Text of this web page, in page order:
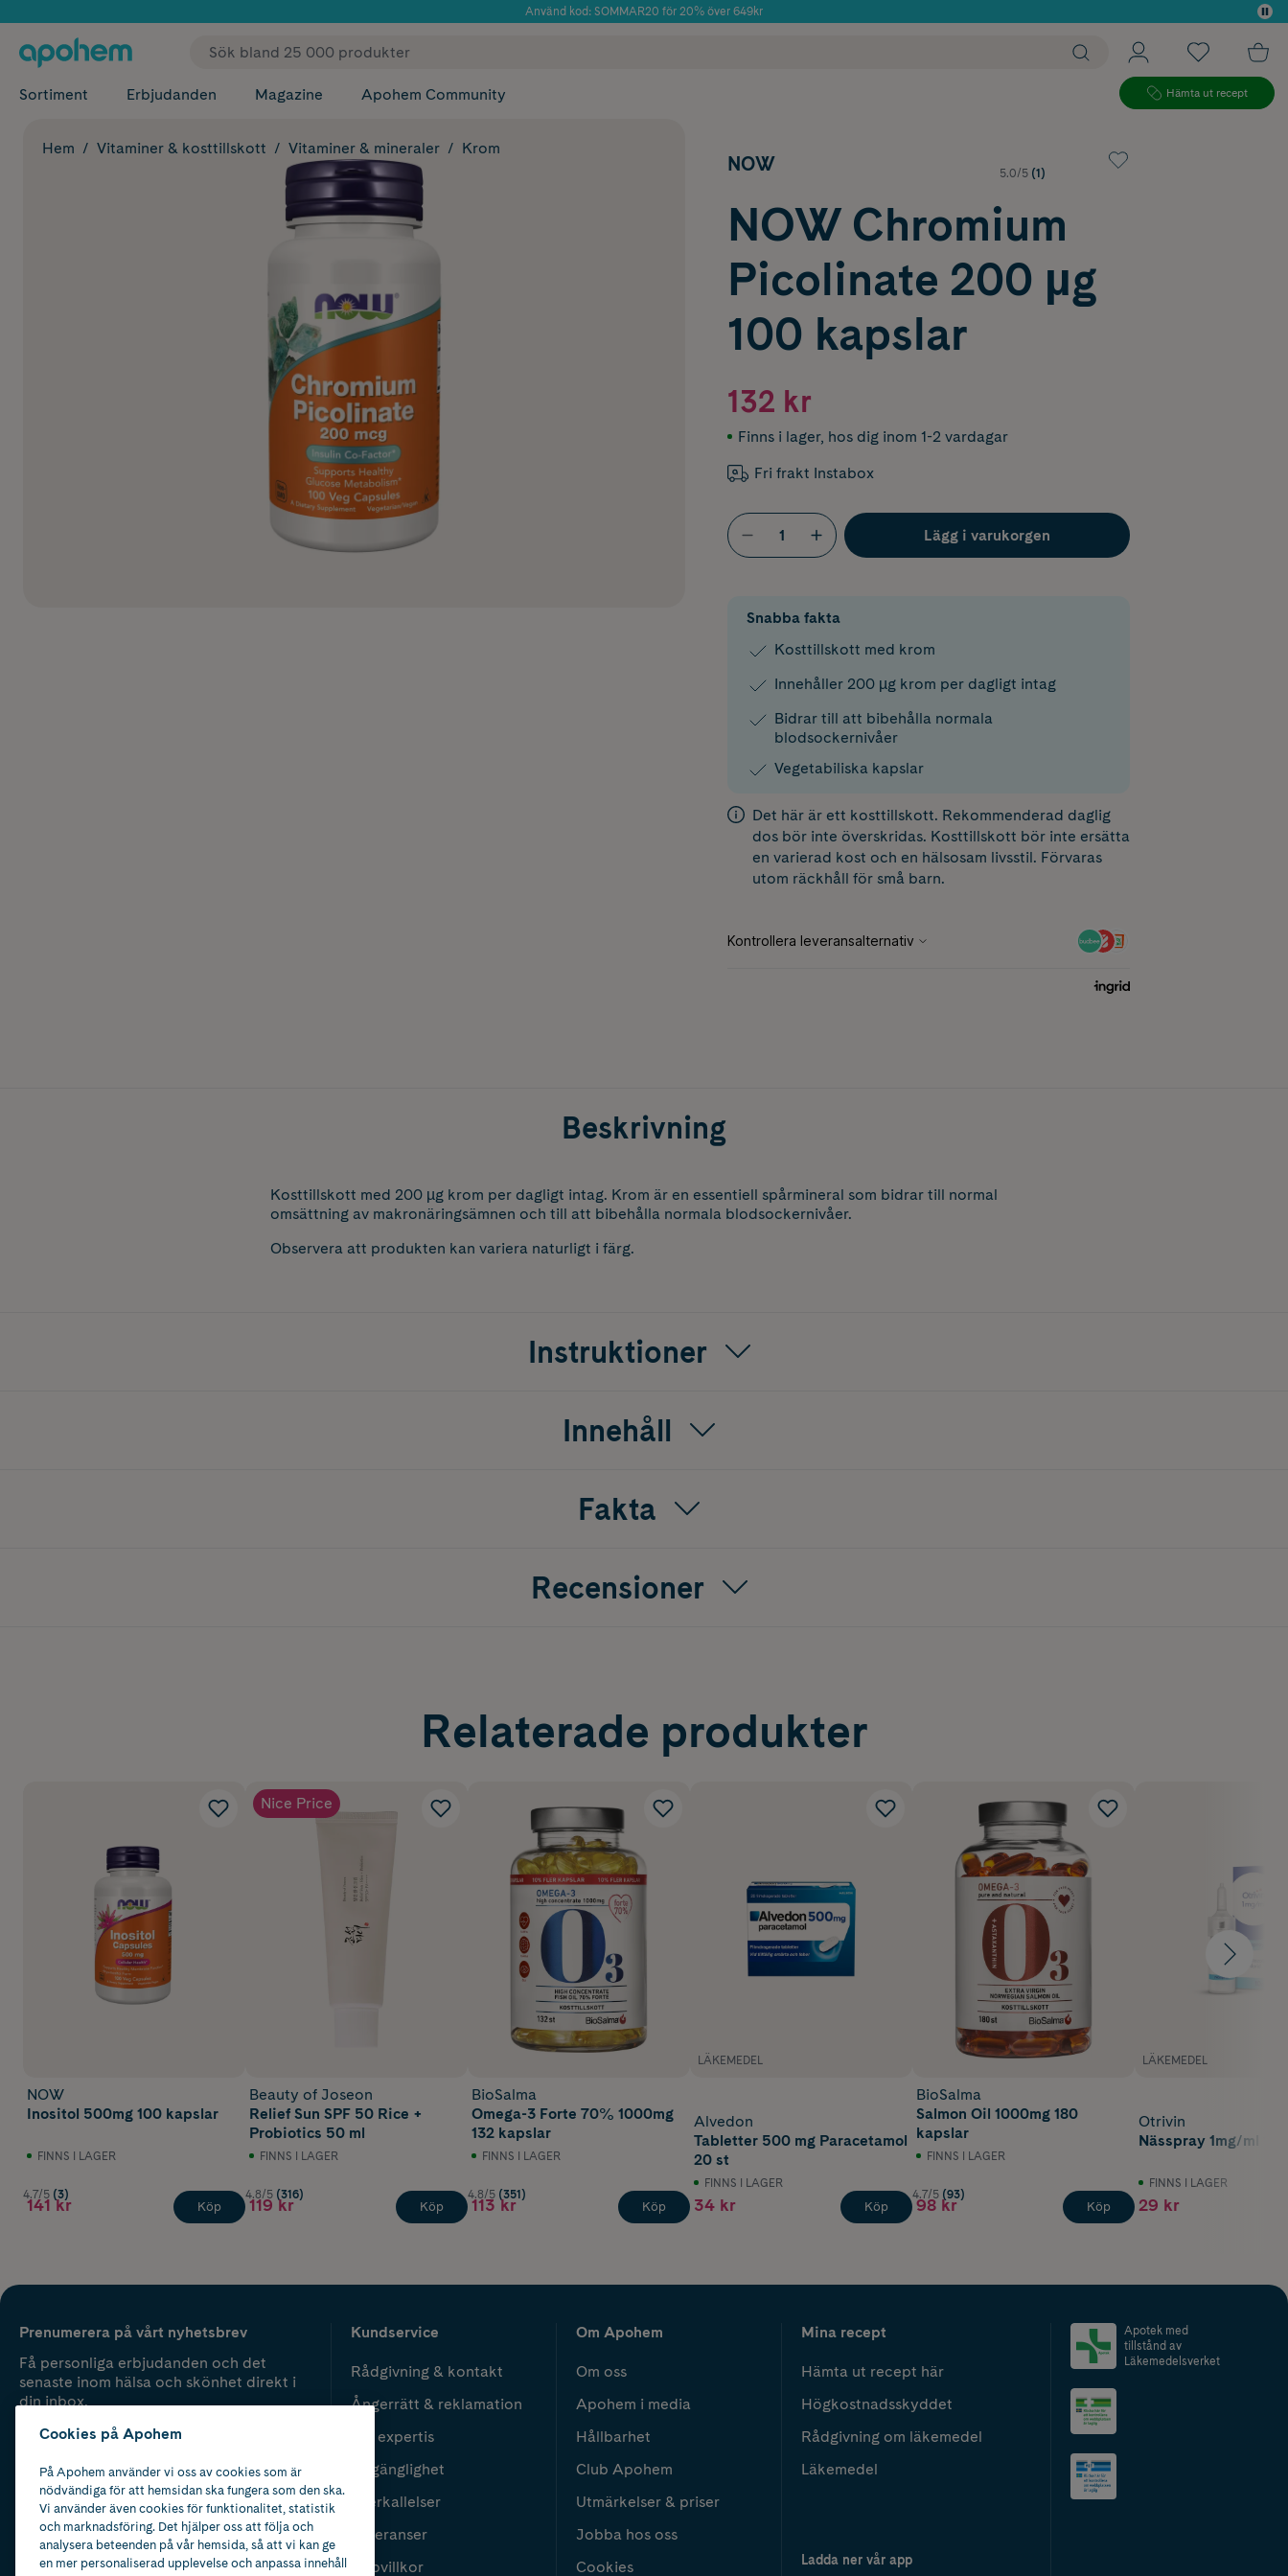
Använd kod: SOMMAR20 för 20% över 649kr
✓ Fri frakt
Sortiment Erbjudanden Magazine Apohem Community Hämta ut recept
Hem Vitaminer & kosttillskott Vitaminer & mineraler Krom
NOW 5.0/5 (1)
NOW Chromium
Picolinate 200 µg
100 kapslar
132 kr
Finns i lager, hos dig inom 1-2 vardagar
Fri frakt Instabox
Lägg i varukorgen
Snabba fakta
Kosttillskott med krom
Innehåller 200 µg krom per dagligt intag
Bidrar till att bibehålla normala
blodsockernivåer
Vegetabiliska kapslar
Det här är ett kosttillskott. Rekommenderad daglig
dos bör inte överskridas. Kosttillskott bör inte ersätta
en varierad kost och en hälsosam livsstil. Förvaras
utom räckhåll för små barn.
Beskrivning
Kosttillskott med 200 µg krom per dagligt intag. Krom är en essentiell spårmineral som bidrar till normal
omsättning av makronäringsämnen och till att bibehålla normala blodsockernivåer.
Observera att produkten kan variera naturligt i färg.
Instruktioner
Innehåll
Fakta
Recensioner
Relaterade produkter
NOW
Inositol 500mg 100 kapslar
FINNS I LAGER
4.7/5 (3)
141 kr Köp
Nice Price
Beauty of Joseon
Relief Sun SPF 50 Rice +
Probiotics 50 ml
FINNS I LAGER
4.8/5 (316)
119 kr Köp
BioSalma
Omega-3 Forte 70% 1000mg
132 kapslar
FINNS I LAGER
4.8/5 (351)
113 kr Köp
LÄKEMEDEL
Alvedon
Tabletter 500 mg Paracetamol
20 st
FINNS I LAGER
34 kr Köp
BioSalma
Salmon Oil 1000mg 180
kapslar
FINNS I LAGER
4.7/5 (93)
98 kr Köp
LÄKEMEDEL
Otrivin
Nässpray 1mg/ml 10
FINNS I LAGER
29 kr
Prenumerera på vårt nyhetsbrev
Få personliga erbjudanden och det
senaste inom hälsa och skönhet direkt i
din inbox.
Kundservice
Rådgivning & kontakt
Ångerrätt & reklamation
Vår expertis
Tillgänglighet
Återkallelser
Leveranser
Köpvillkor
Om Apohem
Om oss
Apohem i media
Hållbarhet
Club Apohem
Utmärkelser & priser
Jobba hos oss
Cookies
Mina recept
Hämta ut recept här
Högkostnadsskyddet
Rådgivning om läkemedel
Läkemedel
Ladda ner vår app
Apotek med
tillstånd av
Läkemedelsverket
Cookies på Apohem
På Apohem använder vi oss av cookies som är
nödvändiga för att hemsidan ska fungera som den ska.
Vi använder även cookies för funktionalitet, statistik
och marknadsföring. Det hjälper oss att följa och
analysera beteenden på vår hemsida, så att vi kan ge
en mer personaliserad upplevelse och anpassa innehåll